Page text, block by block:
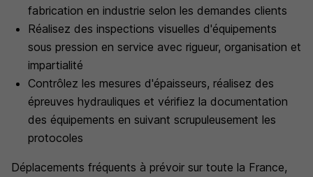
fabrication en industrie selon les demandes clients
Réalisez des inspections visuelles d'équipements
sous pression en service avec rigueur, organisation et
impartialité
Contrôlez les mesures d'épaisseurs, réalisez des
épreuves hydrauliques et vérifiez la documentation
des équipements en suivant scrupuleusement les
protocoles
Déplacements fréquents à prévoir sur toute la France,